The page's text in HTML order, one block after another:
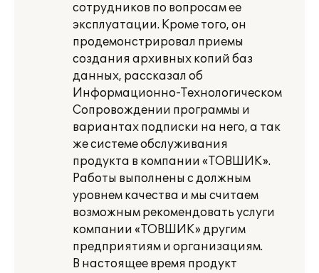
сотрудников по вопросам ее
эксплуатации. Кроме того, он
продемонстрировал приемы
создания архивных копий баз
данных, рассказал об
Информационно-Технологическом
Сопровождении программы и
вариантах подписки на него, а так
же системе обслуживания
продукта в компании «ТОВШИК».
Работы выполнены с должным
уровнем качества и мы считаем
возможным рекомендовать услуги
компании «ТОВШИК» другим
предприятиям и организациям.
В настоящее время продукт